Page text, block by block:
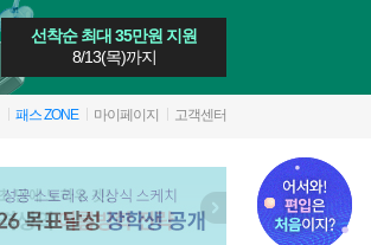
선착순 최대 35만원 지원
8/13(목)까지
패스 ZONE 마이페이지 고객센터